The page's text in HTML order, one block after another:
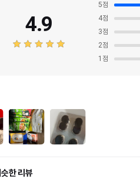
4.9
5점
4점
3점
2점
1 점
한 리뷰